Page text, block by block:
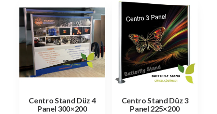
Centro Stand Düz 4
Panel 300×200
Centro Stand Düz 3
Panel 225×200